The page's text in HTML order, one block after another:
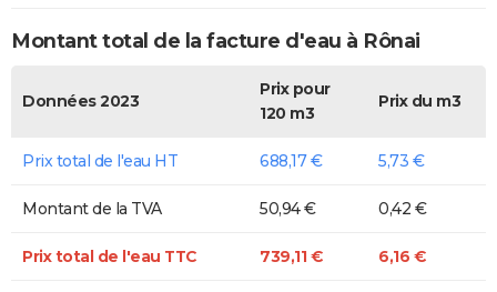
Montant total de la facture d'eau à Rônai
Données 2023
Prix pour
120 m3
Prix du m3
Prix total de l'eau HT 688,17 € 5,73 €
Montant de la TVA 50,94 € 0,42 €
Prix total de l'eau TTC 739,11 € 6,16 €